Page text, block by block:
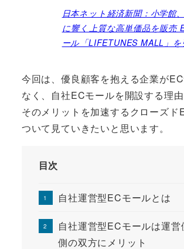
日本ネット経済新聞：小学館
に響く上質な高単価品を販売
ール「LIFETUNES MALL」を
今回は、優良顧客を抱える企業が
なく、自社ECモールを開設する理
そのメリットを加速するクローズド
ついて見ていきたいと思います。
目次
自社運営型ECモールとは
自社運営型ECモールは運営
側の双方にメリット